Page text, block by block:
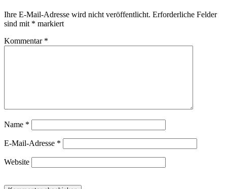
Ihre E-Mail-Adresse wird nicht veröffentlicht. Erforderliche Felder
sind mit * markiert
Kommentar *
Name *
E-Mail-Adresse *
Website